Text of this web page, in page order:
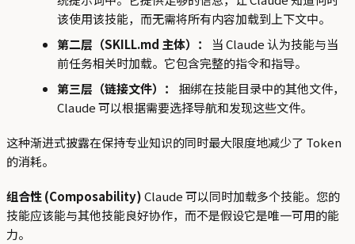
该使用该技能，而无需将所有内容加载到上下文中。
第二层（SKILL.md 主体）：
当 Claude 认为技能与当
前任务相关时加载。它包含完整的指令和指导。
第三层（链接文件）：
捆绑在技能目录中的其他文件，
Claude 可以根据需要选择导航和发现这些文件。
这种渐进式披露在保持专业知识的同时最大限度地减少了 Token
的消耗。
组合性 (Composability)Claude 可以同时加载多个技能。您的
技能应该能与其他技能良好协作，而不是假设它是唯一可用的能
力。